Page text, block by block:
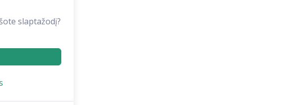
slaptažodį?